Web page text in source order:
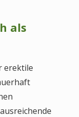
als
erektile